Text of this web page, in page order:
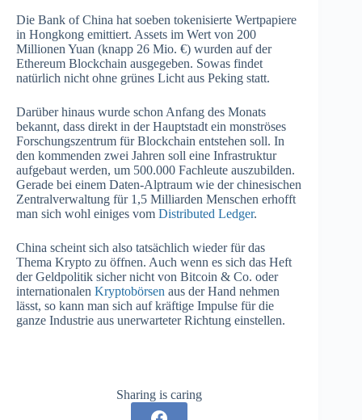
Die Bank of China hat soeben tokenisierte Wertpapiere
in Hongkong emittiert. Assets im Wert von 200
Millionen Yuan (knapp 26 Mio. €) wurden auf der
Ethereum Blockchain ausgegeben. Sowas findet
natürlich nicht ohne grünes Licht aus Peking statt.
Darüber hinaus wurde schon Anfang des Monats
bekannt, dass direkt in der Hauptstadt ein monströses
Forschungszentrum für Blockchain entstehen soll. In
den kommenden zwei Jahren soll eine Infrastruktur
aufgebaut werden, um 500.000 Fachleute auszubilden.
Gerade bei einem Daten-Alptraum wie der chinesischen
Zentralverwaltung für 1,5 Milliarden Menschen erhofft
man sich wohl einiges vom Distributed Ledger.
China scheint sich also tatsächlich wieder für das
Thema Krypto zu öffnen. Auch wenn es sich das Heft
der Geldpolitik sicher nicht von Bitcoin & Co. oder
internationalen Kryptobörsen aus der Hand nehmen
lässt, so kann man sich auf kräftige Impulse für die
ganze Industrie aus unerwarteter Richtung einstellen.
Sharing is caring